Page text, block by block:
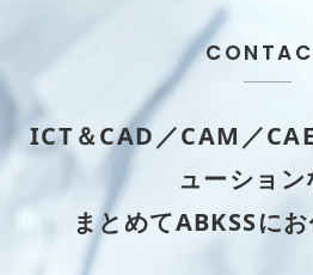
ICT＆CAD／CAM／
ューション
まとめてABKSSに